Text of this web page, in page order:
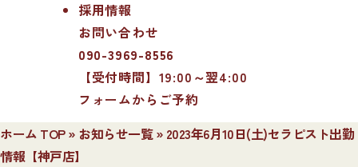
採用情報
お問い合わせ
090-3969-8556
【受付時間】19:00～翌4:00
フォームからご予約
ホーム TOP» お知らせ一覧» 2023年6月10日(土)セラピスト出勤
情報【神戸店】